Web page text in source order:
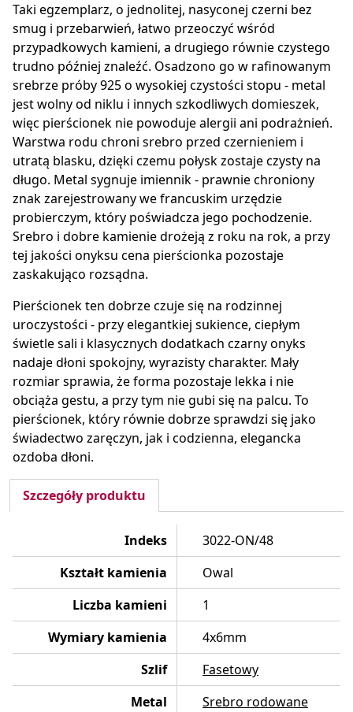
Taki egzemplarz, o jednolitej, nasyconej czerni bez
smug i przebarwień, łatwo przeoczyć wśród
przypadkowych kamieni, a drugiego równie czystego
trudno później znaleźć. Osadzono go w rafinowanym
srebrze próby 925 o wysokiej czystości stopu - metal
jest wolny od niklu i innych szkodliwych domieszek,
więc pierścionek nie powoduje alergii ani podrażnień.
Warstwa rodu chroni srebro przed czernieniem i
utratą blasku, dzięki czemu połysk zostaje czysty na
długo. Metal sygnuje imiennik - prawnie chroniony
znak zarejestrowany we francuskim urzędzie
probierczym, który poświadcza jego pochodzenie.
Srebro i dobre kamienie drożeją z roku na rok, a przy
tej jakości onyksu cena pierścionka pozostaje
zaskakująco rozsądna.
Pierścionek ten dobrze czuje się na rodzinnej
uroczystości - przy elegantkiej sukience, ciepłym
świetle sali i klasycznych dodatkach czarny onyks
nadaje dłoni spokojny, wyrazisty charakter. Mały
rozmiar sprawia, że forma pozostaje lekka i nie
obciąża gestu, a przy tym nie gubi się na palcu. To
pierścionek, który równie dobrze sprawdzi się jako
świadectwo zaręczyn, jak i codzienna, elegancka
ozdoba dłoni.
Szczegóły produktu
Indeks
3022-ON/48
Kształt kamienia
Owal
Liczba kamieni
1
Wymiary kamienia
4x6mm
Szlif
Fasetowy
Metal
Srebro rodowane